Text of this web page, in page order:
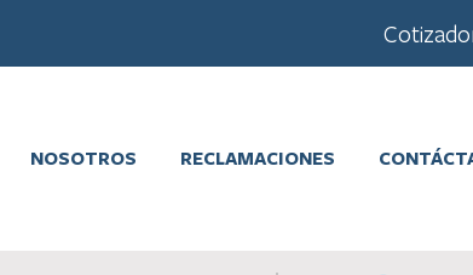
NOSOTROS RECLAMACIONES